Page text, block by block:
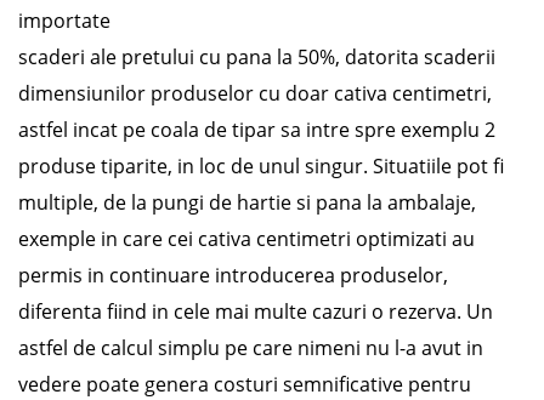
importate
scaderi ale pretului cu pana la 50%, datorita scaderii
dimensiunilor produselor cu doar cativa centimetri,
astfel incat pe coala de tipar sa intre spre exemplu 2
produse tiparite, in loc de unul singur. Situatiile pot fi
multiple, de la pungi de hartie si pana la ambalaje,
exemple in care cei cativa centimetri optimizati au
permis in continuare introducerea produselor,
diferenta fiind in cele mai multe cazuri o rezerva. Un
astfel de calcul simplu pe care nimeni nu l-a avut in
vedere poate genera costuri semnificative pentru